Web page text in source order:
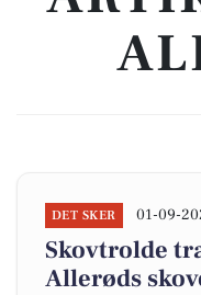
DET SKER 01-09-
Skovtrolde
Allerøds